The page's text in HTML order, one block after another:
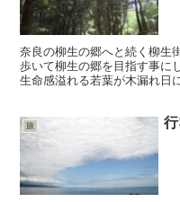
奈良の柳生の郷へと続く柳生
歩いて柳生の郷を目指す事に
生命感溢れる若葉が木漏れ日
旅